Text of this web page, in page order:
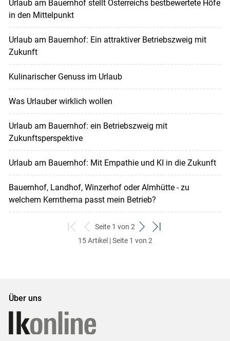
Urlaub am Bauernhof stellt Österreichs bestbewertete Höfe
in den Mittelpunkt
Urlaub am Bauernhof: Ein attraktiver Betriebszweig mit
Zukunft
Kulinarischer Genuss im Urlaub
Was Urlauber wirklich wollen
Urlaub am Bauernhof: ein Betriebszweig mit
Zukunftsperspektive
Urlaub am Bauernhof: Mit Empathie und KI in die Zukunft
Bauernhof, Landhof, Winzerhof oder Almhütte - zu
welchem Kernthema passt mein Betrieb?
zum
ersten
zurück
zum
Seite 1 von 2
weiter
zum
zum
15 Artikel | Seite 1 von 2
Über uns